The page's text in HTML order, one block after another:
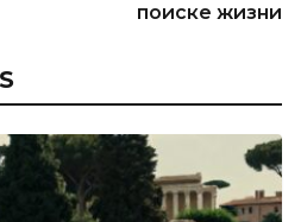
поиске жизни